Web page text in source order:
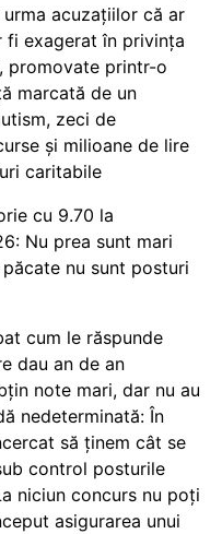
acuzațiilor că ar
fi exagerat în privința
promovate printr-o
marcată de un
zeci de
și milioane de lire
caritabile
cu 9.70 la
Nu prea sunt mari
nu sunt posturi
cum le răspunde
dau an de an
note mari, dar nu au
nedeterminată: În
să ținem cât se
control posturile
niciun concurs nu poți
asigurarea unui